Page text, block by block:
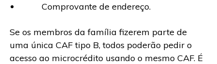
Comprovante de endereço.
Se os membros da família fizerem parte de
uma única CAF tipo B, todos poderão pedir o
acesso ao microcrédito usando o mesmo CAF. É